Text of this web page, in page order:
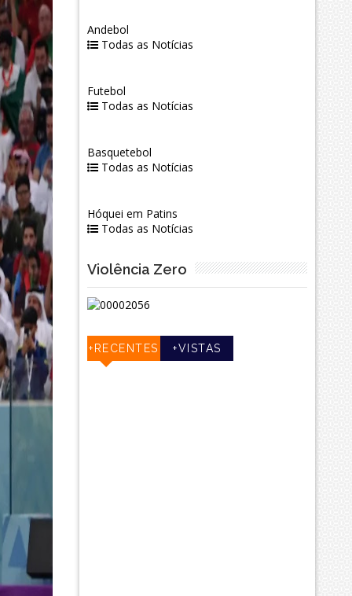
Andebol
Todas as Notícias
Futebol
Todas as Notícias
Basquetebol
Todas as Notícias
Hóquei em Patins
Todas as Notícias
Violência Zero
+RECENTES +VISTAS